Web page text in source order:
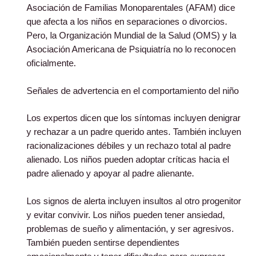
Asociación de Familias Monoparentales (AFAM) dice
que afecta a los niños en separaciones o divorcios.
Pero, la Organización Mundial de la Salud (OMS) y la
Asociación Americana de Psiquiatría no lo reconocen
oficialmente.
Señales de advertencia en el comportamiento del niño
Los expertos dicen que los síntomas incluyen denigrar
y rechazar a un padre querido antes. También incluyen
racionalizaciones débiles y un rechazo total al padre
alienado. Los niños pueden adoptar críticas hacia el
padre alienado y apoyar al padre alienante.
Los signos de alerta incluyen insultos al otro progenitor
y evitar convivir. Los niños pueden tener ansiedad,
problemas de sueño y alimentación, y ser agresivos.
También pueden sentirse dependientes